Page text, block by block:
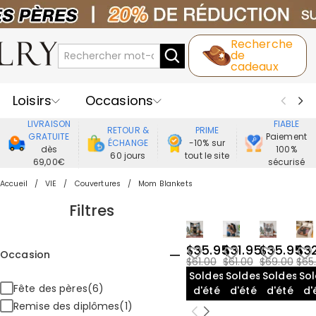
Recherche
de
cadeaux
Loisirs
Occasions
Destinataires
Meilleure Ventes
Nouveaux
Vêtement
LIVRAISON
GRATUITE
dès
69,00€
RETOUR &
ÉCHANGE
60 jours
PRIME
-10% sur
tout le site
FIABLE
Paiement
100%
sécurisé
Accueil VIE Couvertures Mom Blankets
Filtres
Occasion
Fête des pères(6)
Remise des diplômes(1)
$35.95
$61.00
Soldes
d'été
$31.95
$61.00
Soldes
d'été
$35.95
$69.00
Soldes
d'été